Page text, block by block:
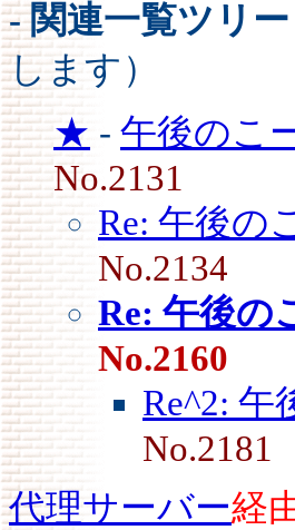
- 関連一覧ツリー
します）
★ - 午後のこ
No.2131
Re: 午後の
No.2134
Re: 午後の
No.2160
Re^2: 午
No.2181
代理サーバー経